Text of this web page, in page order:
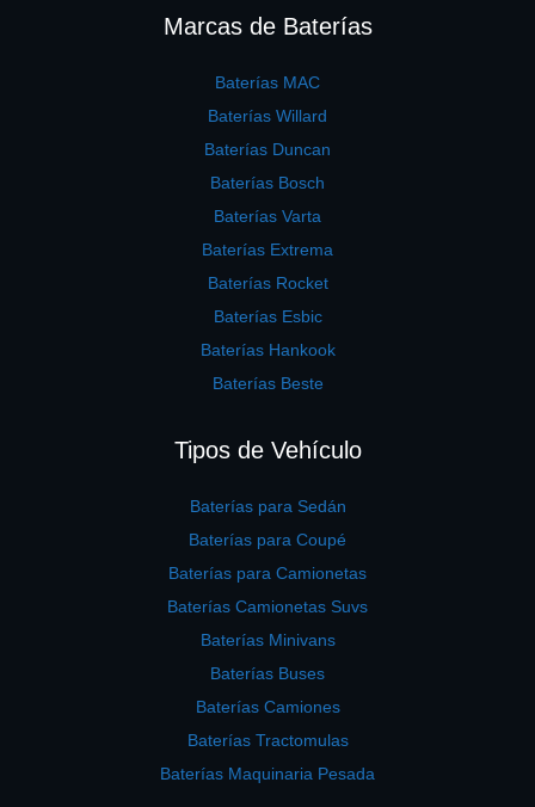
Marcas de Baterías
Baterías MAC
Baterías Willard
Baterías Duncan
Baterías Bosch
Baterías Varta
Baterías Extrema
Baterías Rocket
Baterías Esbic
Baterías Hankook
Baterías Beste
Tipos de Vehículo
Baterías para Sedán
Baterías para Coupé
Baterías para Camionetas
Baterías Camionetas Suvs
Baterías Minivans
Baterías Buses
Baterías Camiones
Baterías Tractomulas
Baterías Maquinaria Pesada